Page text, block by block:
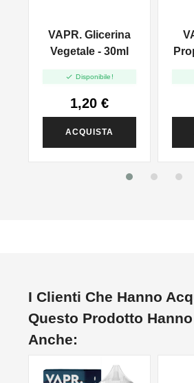
VAPR. Glicerina
Vegetale - 30ml
 Disponibile!
1,20 €
ACQUISTA
I Clienti Che Hanno
Questo Prodotto
Anche: